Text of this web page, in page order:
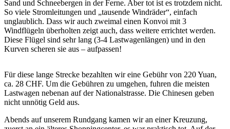
Sand und Schneebergen in der Ferne. Aber tot ist es trotzdem nicht.
So viele Stromleitungen und „tausende Windräder“, einfach
unglaublich. Dass wir auch zweimal einen Konvoi mit 3
Windflügeln überholten zeigt auch, dass weitere errichtet werden.
Diese Flügel sind sehr lang (3-4 Lastwagenlängen) und in den
Kurven scheren sie aus – aufpassen!
Für diese lange Strecke bezahlten wir eine Gebühr von 220 Yuan,
ca. 28 CHF. Um die Gebühren zu umgehen, fuhren die meisten
Lastwagen nebenan auf der Nationalstrasse. Die Chinesen geben
nicht unnötig Geld aus.
Abends auf unserem Rundgang kamen wir an einer Kreuzung,